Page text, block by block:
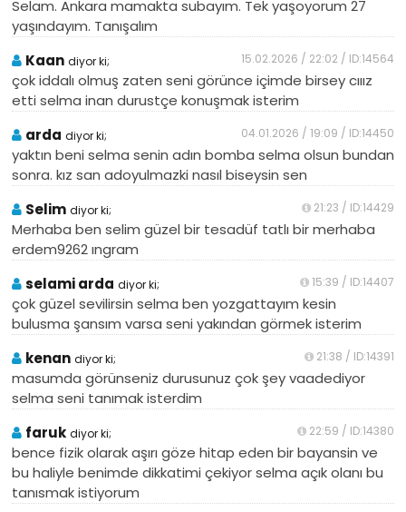
Selam. Ankara mamakta subayım. Tek yaşoyorum 27
yaşındayım. Tanışalım
Kaan diyor ki; 15.02.2026 / 22:02 / ID:14564
çok iddalı olmuş zaten seni görünce içimde birsey cııız
etti selma inan durustçe konuşmak isterim
arda diyor ki; 04.01.2026 / 19:09 / ID:14450
yaktın beni selma senin adın bomba selma olsun bundan
sonra. kız san adoyulmazki nasıl biseysin sen
Selim diyor ki; 21:23 / ID:14429
Merhaba ben selim güzel bir tesadüf tatlı bir merhaba
erdem9262 ıngram
selami arda diyor ki; 15:39 / ID:14407
çok güzel sevilirsin selma ben yozgattayım kesin
bulusma şansım varsa seni yakından görmek isterim
kenan diyor ki; 21:38 / ID:14391
masumda görünseniz durusunuz çok şey vaadediyor
selma seni tanımak isterdim
faruk diyor ki; 22:59 / ID:14380
bence fizik olarak aşırı göze hitap eden bir bayansin ve
bu haliyle benimde dikkatimi çekiyor selma açık olanı bu
tanısmak istiyorum